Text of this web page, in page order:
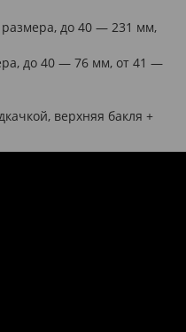
размера, до 40 — 231 мм,
до 40 — 76 мм, от 41 —
верхняя бакля +